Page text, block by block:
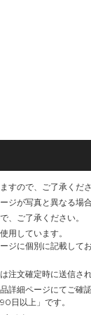
すので、ご了承くださ
ジが写真と異なる場合
、ご了承ください。
用しています。
ジに個別に記載してお
注文確定時に送信さ
詳細ページにてご確認
日以上」です。